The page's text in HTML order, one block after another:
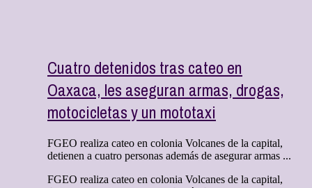
Cuatro detenidos tras cateo en
Oaxaca, les aseguran armas, drogas,
motocicletas y un mototaxi
FGEO realiza cateo en colonia Volcanes de la capital,
detienen a cuatro personas además de asegurar armas ...
FGEO realiza cateo en colonia Volcanes de la capital,